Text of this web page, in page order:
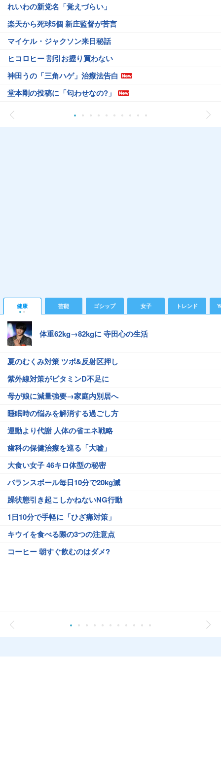
れいわの新党名「覚えづらい」
楽天から死球5個 新庄監督が苦言
マイケル・ジャクソン来日秘話
ヒコロヒー 割引お握り買わない
神田うの「三角ハゲ」治療法告白
堂本剛の投稿に「匂わせなの?」
健康 芸能 ゴシップ 女子 トレンド
体重62kg→82kgに 寺田心の生活
夏のむくみ対策 ツボ&反射区押し
紫外線対策がビタミンD不足に
母が娘に減量強要→家庭内別居へ
睡眠時の悩みを解消する過ごし方
運動より代謝 人体の省エネ戦略
歯科の保健治療を巡る「大嘘」
大食い女子 46キロ体型の秘密
バランスボール毎日10分で20kg減
躁状態引き起こしかねないNG行動
1日10分で手軽に「ひざ痛対策」
キウイを食べる際の3つの注意点
コーヒー 朝すぐ飲むのはダメ?